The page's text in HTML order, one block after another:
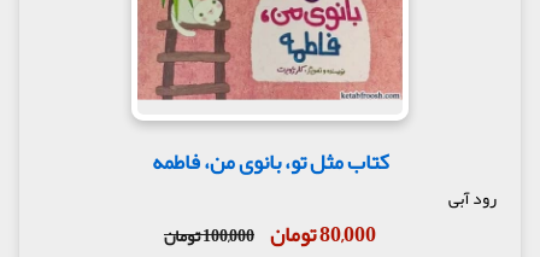
کتاب مثل تو، بانوی من، فاطمه
رود آبی
80,000 تومان 100,000 تومان